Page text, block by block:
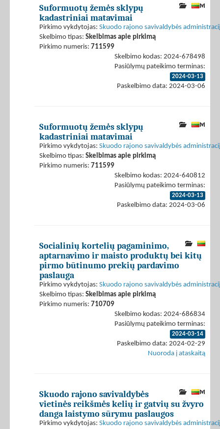
Suformuotų žemės sklypų
kadastriniai matavimai
Pirkimo vykdytojas: Skuodo rajono savivaldybės
Skelbimo tipas: Skelbimas apie pirkimą
Pirkimo numeris: 711599
Skelbimo kodas: 2024-678498
Pasiūlymų pateikimo terminas:
2024-03-13
Paskelbimo data: 2024-03-06
Suformuotų žemės sklypų
kadastriniai matavimai
Pirkimo vykdytojas: Skuodo rajono savivaldybės
Skelbimo tipas: Skelbimas apie pirkimą
Pirkimo numeris: 711599
Skelbimo kodas: 2024-640812
Pasiūlymų pateikimo terminas:
2024-03-13
Paskelbimo data: 2024-03-06
Socialinių kortelių pagaminimo,
aptarnavimo ir maisto produktų bei kitų
pirmo būtinumo prekių pardavimo
paslauga
Pirkimo vykdytojas: Skuodo rajono savivaldybės
Skelbimo tipas: Skelbimas apie pirkimą
Pirkimo numeris: 710709
Skelbimo kodas: 2024-686834
Pasiūlymų pateikimo terminas:
2024-03-14
Paskelbimo data: 2024-02-29
Nuoroda į ataskaitą
Skuodo rajono savivaldybės
vietinės reikšmės kelių ir gatvių su žvyro
danga laistymo sūrymu paslaugos
Pirkimo vykdytojas: Skuodo rajono savivaldybės